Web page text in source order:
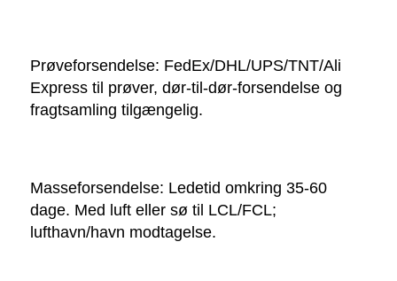
Prøveforsendelse: FedEx/DHL/UPS/TNT/Ali
Express til prøver, dør-til-dør-forsendelse og
fragtsamling tilgængelig.
Masseforsendelse: Ledetid omkring 35-60
dage. Med luft eller sø til LCL/FCL;
lufthavn/havn modtagelse.